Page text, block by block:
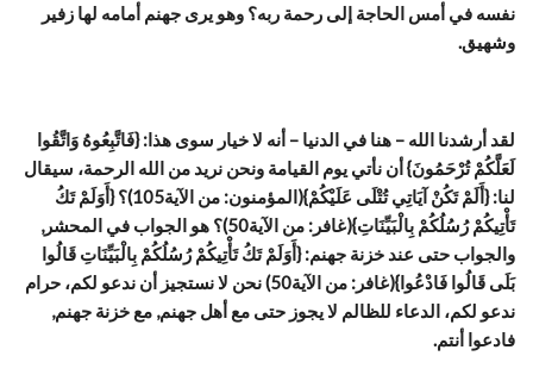
نفسه في أمس الحاجة إلى رحمة ربه؟ وهو يرى جهنم أمامه لها زفير
وشهيق.
لقد أرشدنا الله – هنا في الدنيا – أنه لا خيار سوى هذا: {فَاتَّبِعُوهُ وَاتَّقُوا
لَعَلَّكُمْ تُرْحَمُونَ} أن نأتي يوم القيامة ونحن نريد من الله الرحمة، سيقال
لنا: {أَلَمْ تَكُنْ آيَاتِي تُتْلَى عَلَيْكُمْ}(المؤمنون: من الآية105)؟ {أَوَلَمْ تَكُ
تَأْتِيكُمْ رُسُلُكُمْ بِالْبَيِّنَاتِ}(غافر: من الآية50)؟ هو الجواب في المحشر,
والجواب حتى عند خزنة جهنم: {أَوَلَمْ تَكُ تَأْتِيكُمْ رُسُلُكُمْ بِالْبَيِّنَاتِ قَالُوا
بَلَى قَالُوا فَادْعُوا}(غافر: من الآية50) نحن لا نستجيز أن ندعو لكم، حرام
ندعو لكم، الدعاء للظالم لا يجوز حتى مع أهل جهنم, مع خزنة جهنم,
فادعوا أنتم.